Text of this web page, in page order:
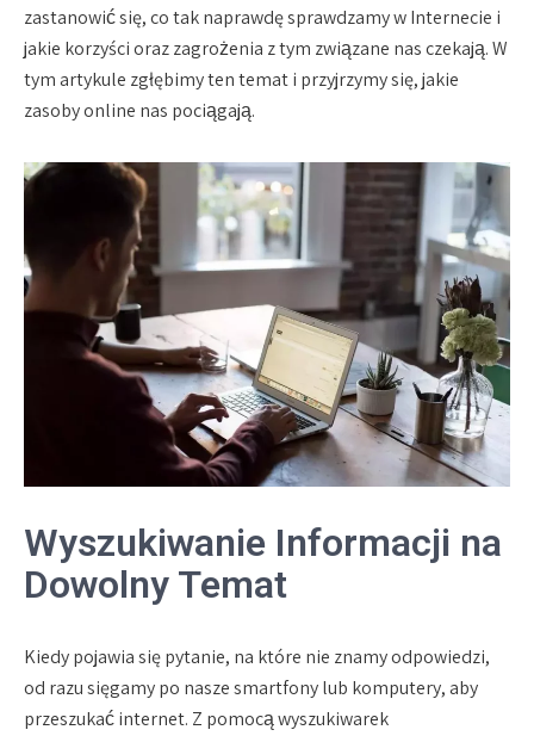
zastanowić się, co tak naprawdę sprawdzamy w Internecie i
jakie korzyści oraz zagrożenia z tym związane nas czekają. W
tym artykule zgłębimy ten temat i przyjrzymy się, jakie
zasoby online nas pociągają.
Wyszukiwanie Informacji na
Dowolny Temat
Kiedy pojawia się pytanie, na które nie znamy odpowiedzi,
od razu sięgamy po nasze smartfony lub komputery, aby
przeszukać internet. Z pomocą wyszukiwarek